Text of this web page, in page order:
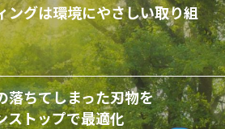
ングは環境にやさしい取り組
落ちてしまった刃物を
ストップで最適化